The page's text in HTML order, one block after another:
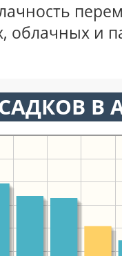
облачных и
В